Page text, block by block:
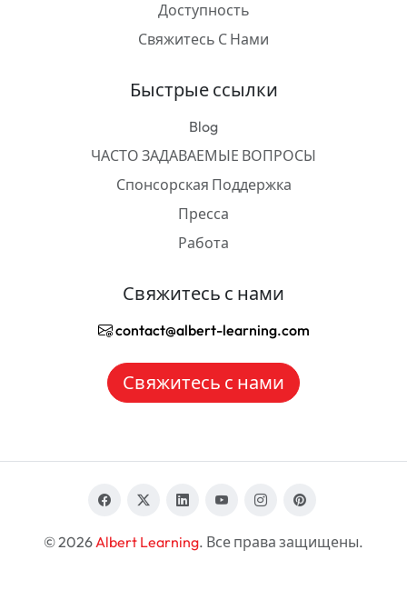
Доступность
Свяжитесь С Нами
Быстрые ссылки
Blog
ЧАСТО ЗАДАВАЕМЫЕ ВОПРОСЫ
Спонсорская Поддержка
Пресса
Работа
Свяжитесь с нами
contact@albert-learning.com
Свяжитесь с нами
© 2026Albert Learning. Все права защищены.